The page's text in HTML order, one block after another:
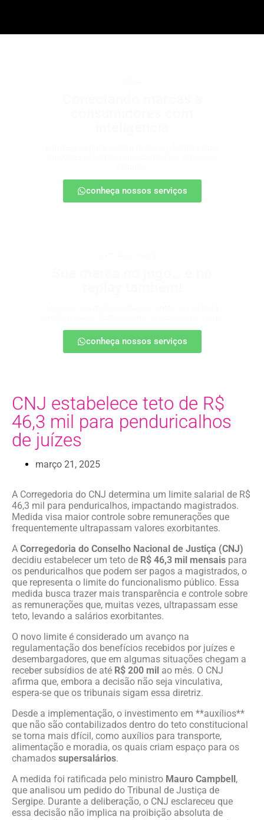
conheça nossos serviços
conheça nossos serviços
CNJ estabelece teto de R$
46,3 mil para penduricalhos
de juízes
março 21, 2025
A Corregedoria do CNJ determina um limite salarial de R$
46,3 mil para penduricalhos, impactando magistrados.
Medida visa maior controle sobre remunerações que
frequentemente ultrapassam valores exorbitantes.
A Corregedoria do Conselho Nacional de Justiça (CNJ)
decidiu estabelecer um teto de R$ 46,3 mil mensais para
os penduricalhos que podem ser pagos a magistrados, o
que representa o limite do funcionalismo público. Essa
medida busca trazer mais transparência e controle sobre
as remunerações que, muitas vezes, ultrapassam esse
teto, levando a salários exorbitantes.
O novo limite é considerado um avanço na
regulamentação dos benefícios recebidos por juízes e
desembargadores, que em algumas situações chegam a
receber subsídios de até R$ 200 mil ao mês. O CNJ
afirma que, embora a decisão não seja vinculativa,
espera-se que os tribunais sigam essa diretriz.
Desde a implementação, o investimento em **auxílios**
que não são contabilizados dentro do teto constitucional
se torna mais dfícil, como auxílios para transporte,
alimentação e moradia, os quais criam espaço para os
chamados supersalários.
A medida foi ratificada pelo ministro Mauro Campbell,
que analisou um pedido do Tribunal de Justiça de
Sergipe. Durante a deliberação, o CNJ esclareceu que
essa decisão não implica na proibição absoluta de